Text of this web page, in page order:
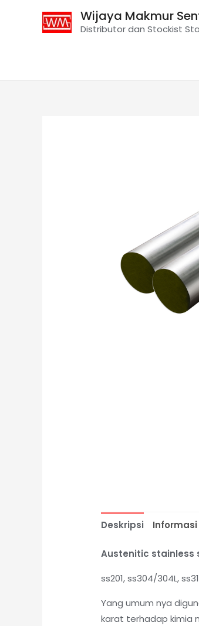
Wijaya Makmur
Distributor dan Stockist
Deskripsi
Austenitic stainless
ss201, ss304/304L,
Yang umum nya
karat terhadap kimia